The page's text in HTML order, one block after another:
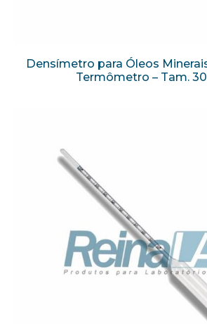
Densímetro para Óleos
Termômetro – Tam.